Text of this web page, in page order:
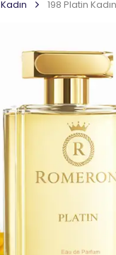
Kadın 198 Platin